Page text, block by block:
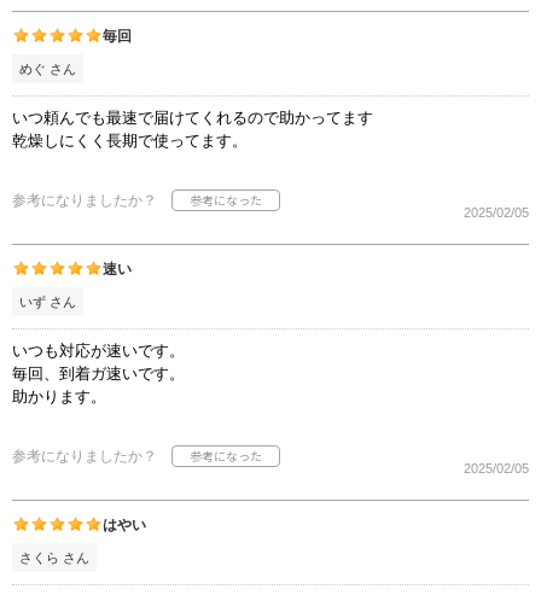
毎回
めぐ さん
いつ頼んでも最速で届けてくれるので助かってます
乾燥しにくく長期で使ってます。
参考になりましたか？
2025/02/05
速い
いず さん
いつも対応が速いです。
毎回、到着ガ速いです。
助かります。
参考になりましたか？
2025/02/05
はやい
さくら さん